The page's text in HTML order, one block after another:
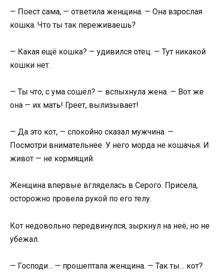
— Поест сама, — ответила женщина. — Она взрослая
кошка. Что ты так переживаешь?
— Какая ещё кошка? — удивился отец. — Тут никакой
кошки нет.
— Ты что, с ума сошёл? — вспыхнула жена. — Вот же
она — их мать! Греет, вылизывает!
— Да это кот, — спокойно сказал мужчина. —
Посмотри внимательнее. У него морда не кошачья. И
живот — не кормящий.
Женщина впервые вгляделась в Серого. Присела,
осторожно провела рукой по его телу.
Кот недовольно передвинулся, зыркнул на неё, но не
убежал.
— Господи… — прошептала женщина. — Так ты… кот?